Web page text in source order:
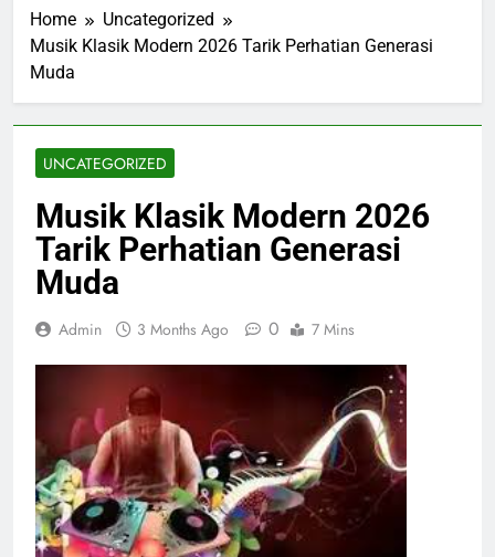
Home
Uncategorized
Musik Klasik Modern 2026 Tarik Perhatian Generasi
Muda
UNCATEGORIZED
Musik Klasik Modern 2026
Tarik Perhatian Generasi
Muda
Admin 3 Months Ago 0 7 Mins